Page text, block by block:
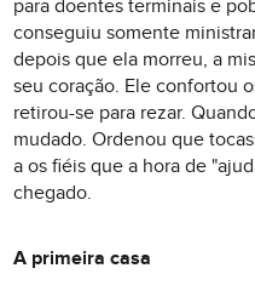
para doentes terminais e
conseguiu somente
depois que ela morreu, a
seu coração. Ele confortou
retirou-se para rezar.
mudado. Ordenou que
a os fiéis que a hora de
chegado.
A primeira casa